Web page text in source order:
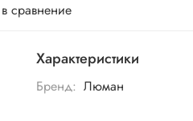
сравнение
Характеристики
Бренд: Люман